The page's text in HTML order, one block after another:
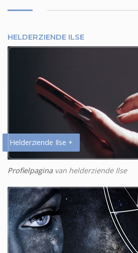
HELDERZIENDE ILSE
Helderziende Ilse +
Profielpaginavan helderziende Ilse